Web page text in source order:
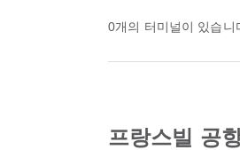
0개의 터미널이 있습
프랑스빌 공